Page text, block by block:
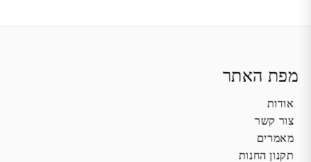
מפת האתר
אודות
צור קשר
מאמרים
תקנון החנות